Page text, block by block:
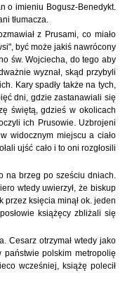
o imieniu Bogusz-Benedykt.
tłumacza.
z Prusami, co miało
być może jakiś nawrócony
św. Wojciecha, do tego aby
wyznał, skąd przybyli
Kary spadły także na tych,
dni, gdzie zastanawiali się
świętą, gdzieś w okolicach
ich Prusowie. Uzbrojeni
widocznym miejscu a ciało
ujść cało i to oni rozgłosili
na brzeg po sześciu dniach.
wtedy uwierzył, że biskup
przez księcia minął ok. jeden
książęcy zbliżali się
Cesarz otrzymał wtedy jako
państwie polskim metropolię
wcześniej, książę polecił